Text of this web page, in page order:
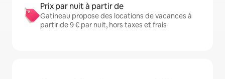
Prix par nuit à partir de
Gatineau propose des locations de vacances à
partir de 9 € par nuit, hors taxes et frais